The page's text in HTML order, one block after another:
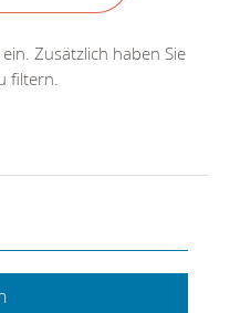
Zusätzlich haben Sie
filtern.